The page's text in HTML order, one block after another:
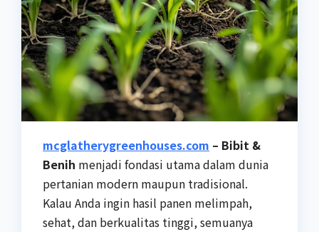
mcglatherygreenhouses.com – Bibit &
Benih menjadi fondasi utama dalam dunia
pertanian modern maupun tradisional.
Kalau Anda ingin hasil panen melimpah,
sehat, dan berkualitas tinggi, semuanya